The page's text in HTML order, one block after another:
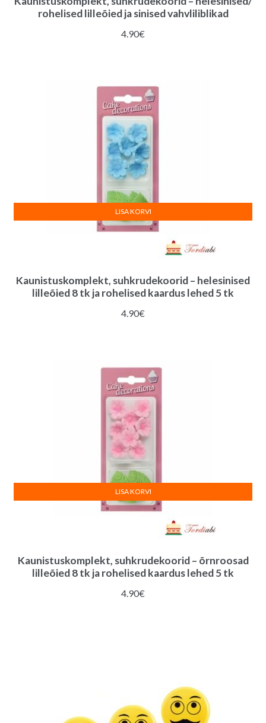
rohelised lilleõied ja sinised vahvliliblikad
4.90€
Kaunistuskomplekt, suhkrudekoorid – helesinised
lilleõied 8 tk ja rohelised kaardus lehed 5 tk
4.90€
LISA KORVI
Kaunistuskomplekt, suhkrudekoorid – õrnroosad
lilleõied 8 tk ja rohelised kaardus lehed 5 tk
4.90€
LISA KORVI